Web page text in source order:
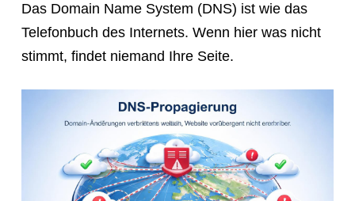
Das Domain Name System (DNS) ist wie das
Telefonbuch des Internets. Wenn hier was nicht
stimmt, findet niemand Ihre Seite.